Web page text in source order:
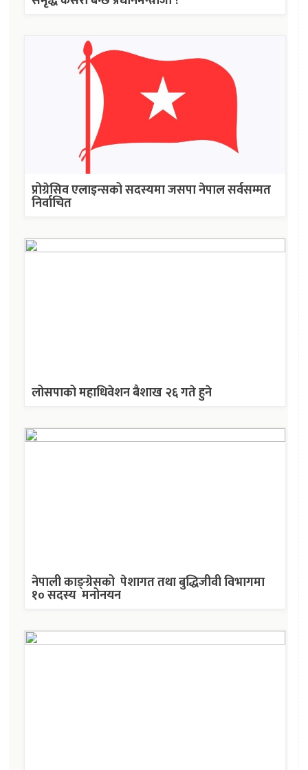
प्रोग्रेसिव एलाइन्सको सदस्यमा जसपा नेपाल सर्वसम्मत
निर्वाचित
लोसपाको महाधिवेशन बैशाख २६ गते हुने
नेपाली काङ्ग्रेसको पेशागत तथा बुद्धिजीवी विभागमा
१० सदस्य मनोनयन